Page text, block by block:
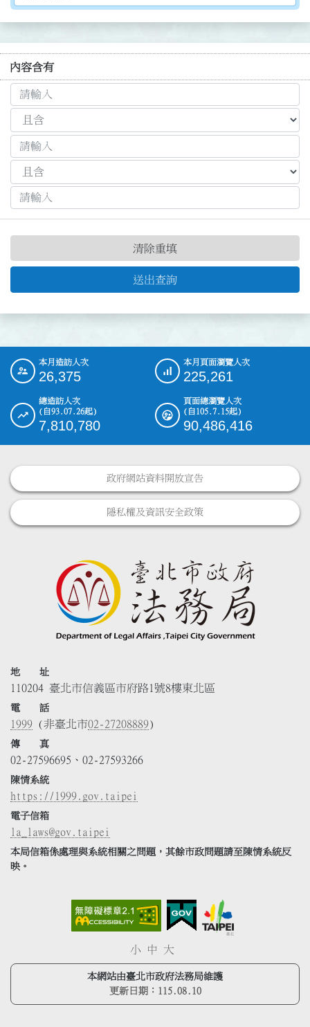
內容含有
送出查詢
清除重填
::: 本月造訪人次
26,375
本月頁面瀏覽人次
225,261
總造訪人次
(自93.07.26起)
7,810,780
頁面總瀏覽人次
(自105.7.15起)
90,486,416
政府網站資料開放宣告
隱私權及資訊安全政策
地 址
110204 臺北市信義區市府路1號8樓東北區
電 話
1999 (非臺北市02-27208889)
傳 真
02-27596695、02-27593266
陳情系統
https://1999.gov.taipei
電子信箱
la_laws@gov.taipei
本局信箱係處理與系統相關之問題，其餘市政問題請至陳情系統反
映。
小 中 大
本網站由臺北市政府法務局維護
更新日期： 115.08.10